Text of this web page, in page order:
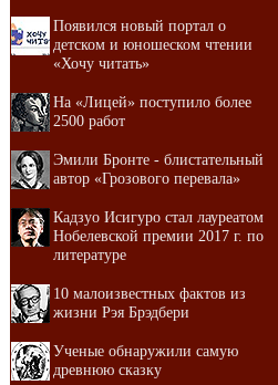
Появился новый портал о
детском и юношеском чтении
«Хочу читать»
На «Лицей» поступило более
2500 работ
Эмили Бронте - блистательный
автор «Грозового перевала»
Кадзуо Исигуро стал лауреатом
Нобелевской премии 2017 г. по
литературе
10 малоизвестных фактов из
жизни Рэя Брэдбери
Ученые обнаружили самую
древнюю сказку